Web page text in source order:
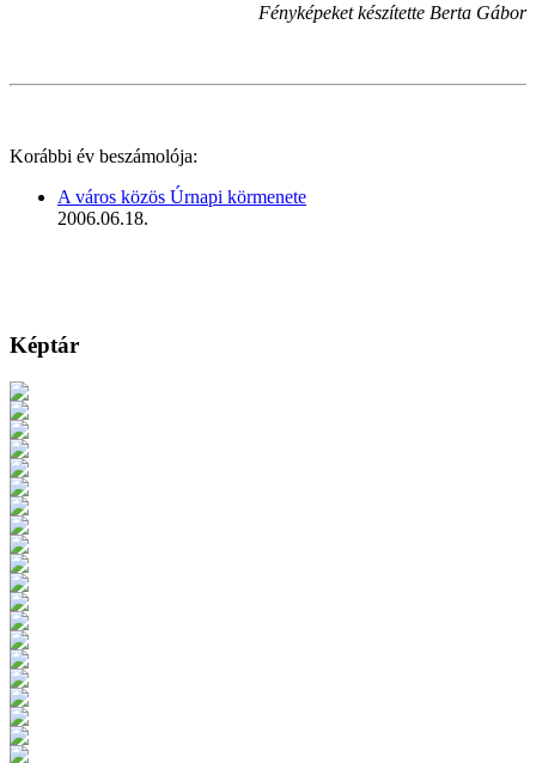
Fényképeket készítette Berta Gábor
Korábbi év beszámolója:
A város közös Úrnapi körmenete
2006.06.18.
Képtár